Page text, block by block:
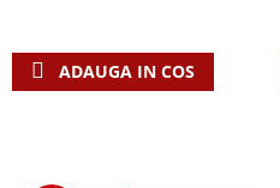
ADAUGA IN COS